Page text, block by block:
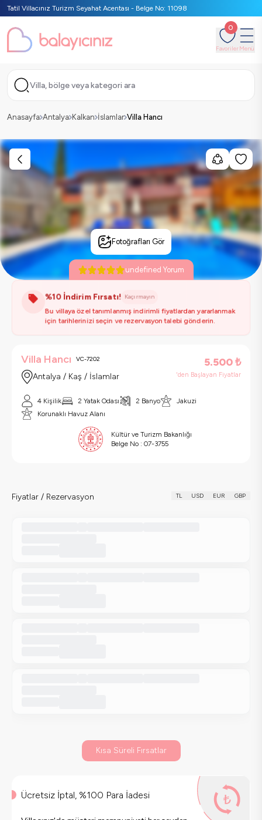
Tatil Villacınız Turizm Seyahat Acentası - Belge No: 11098
0
FavorilerMenü
Villa, bölge veya kategori ara
Anasayfa Antalya Kalkan İslamlar Villa Hancı
Fotoğrafları Gör
undefined Yorum
%10 İndirim Fırsatı! Kaçırmayın
Bu villaya özel tanımlanmış indirimli fiyatlardan yararlanmak
için tarihlerinizi seçin ve rezervasyon talebi gönderin.
Villa Hancı VC-7202
Antalya / Kaş / İslamlar
5.500₺
'den Başlayan Fiyatlar
4 Kişilik 2 Yatak Odası 2 Banyo
Jakuzi
Korunaklı Havuz Alanı
Kültür ve Turizm Bakanlığı
Belge No : 07-3755
Fiyatlar / Rezervasyon TL USD EUR GBP
Kısa Süreli Fırsatlar
Ücretsiz İptal, %100 Para İadesi